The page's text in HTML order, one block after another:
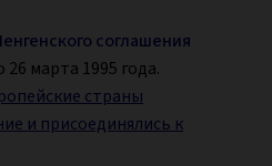
соглашения
26 марта 1995 года.
страны
и присоединялись к